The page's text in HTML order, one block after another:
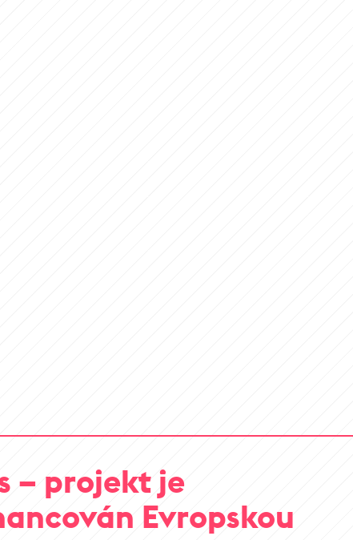
– projekt je
Evropskou